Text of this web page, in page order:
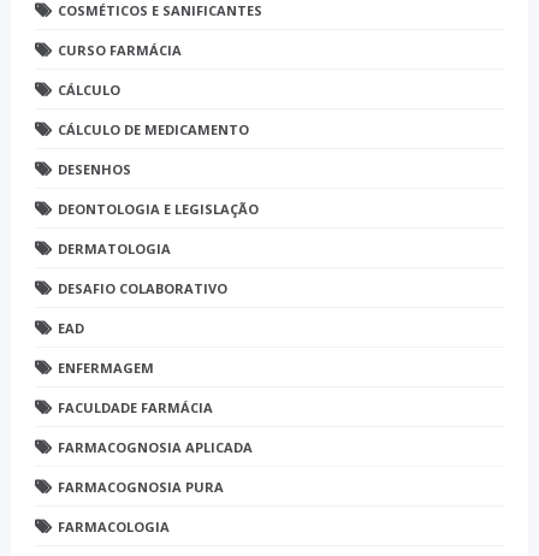
COSMÉTICOS E SANIFICANTES
CURSO FARMÁCIA
CÁLCULO
CÁLCULO DE MEDICAMENTO
DESENHOS
DEONTOLOGIA E LEGISLAÇÃO
DERMATOLOGIA
DESAFIO COLABORATIVO
EAD
ENFERMAGEM
FACULDADE FARMÁCIA
FARMACOGNOSIA APLICADA
FARMACOGNOSIA PURA
FARMACOLOGIA